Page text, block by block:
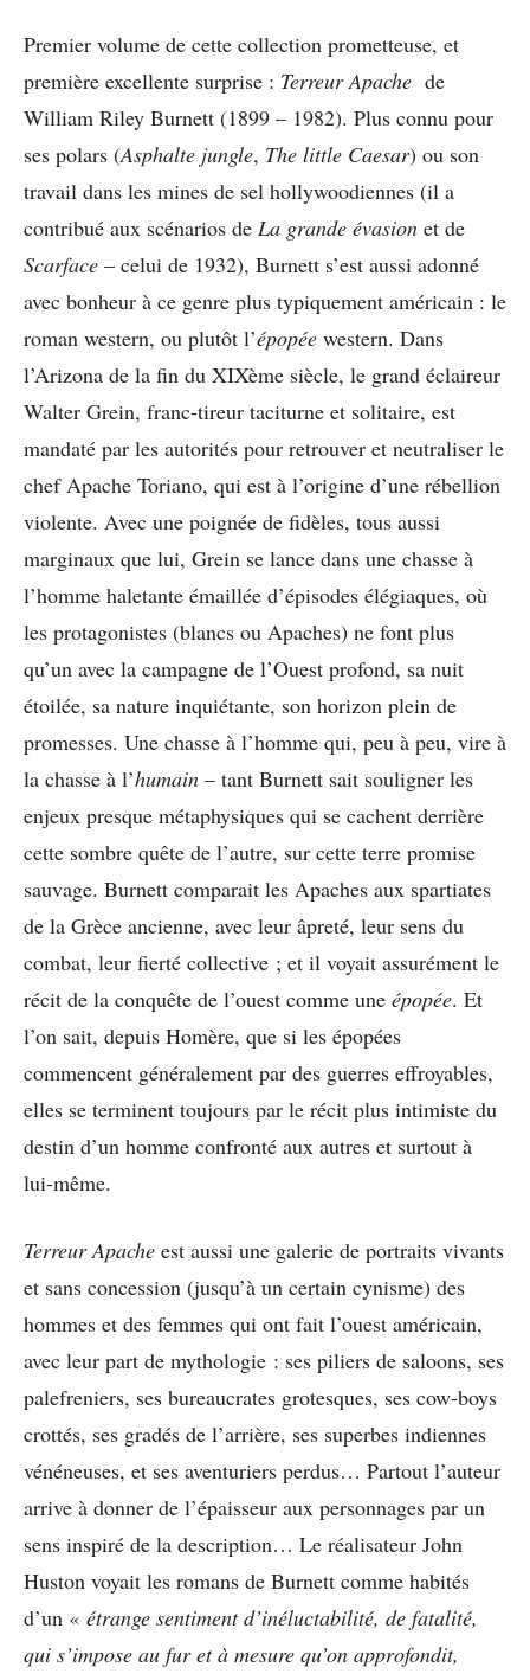
Premier volume de cette collection prometteuse, et
première excellente surprise : Terreur Apache de
William Riley Burnett (1899 – 1982). Plus connu pour
ses polars (Asphalte jungle, The little Caesar) ou son
travail dans les mines de sel hollywoodiennes (il a
contribué aux scénarios de La grande évasion et de
Scarface – celui de 1932), Burnett s’est aussi adonné
avec bonheur à ce genre plus typiquement américain : le
roman western, ou plutôt l’épopée western. Dans
l’Arizona de la fin du XIXème siècle, le grand éclaireur
Walter Grein, franc-tireur taciturne et solitaire, est
mandaté par les autorités pour retrouver et neutraliser le
chef Apache Toriano, qui est à l’origine d’une rébellion
violente. Avec une poignée de fidèles, tous aussi
marginaux que lui, Grein se lance dans une chasse à
l’homme haletante émaillée d’épisodes élégiaques, où
les protagonistes (blancs ou Apaches) ne font plus
qu’un avec la campagne de l’Ouest profond, sa nuit
étoilée, sa nature inquiétante, son horizon plein de
promesses. Une chasse à l’homme qui, peu à peu, vire à
la chasse à l’humain – tant Burnett sait souligner les
enjeux presque métaphysiques qui se cachent derrière
cette sombre quête de l’autre, sur cette terre promise
sauvage. Burnett comparait les Apaches aux spartiates
de la Grèce ancienne, avec leur âpreté, leur sens du
combat, leur fierté collective ; et il voyait assurément le
récit de la conquête de l’ouest comme une épopée. Et
l’on sait, depuis Homère, que si les épopées
commencent généralement par des guerres effroyables,
elles se terminent toujours par le récit plus intimiste du
destin d’un homme confronté aux autres et surtout à
lui-même.
Terreur Apache est aussi une galerie de portraits vivants
et sans concession (jusqu’à un certain cynisme) des
hommes et des femmes qui ont fait l’ouest américain,
avec leur part de mythologie : ses piliers de saloons, ses
palefreniers, ses bureaucrates grotesques, ses cow-boys
crottés, ses gradés de l’arrière, ses superbes indiennes
vénéneuses, et ses aventuriers perdus… Partout l’auteur
arrive à donner de l’épaisseur aux personnages par un
sens inspiré de la description… Le réalisateur John
Huston voyait les romans de Burnett comme habités
d’un « étrange sentiment d’inéluctabilité, de fatalité,
qui s’impose au fur et à mesure qu’on approfondit,